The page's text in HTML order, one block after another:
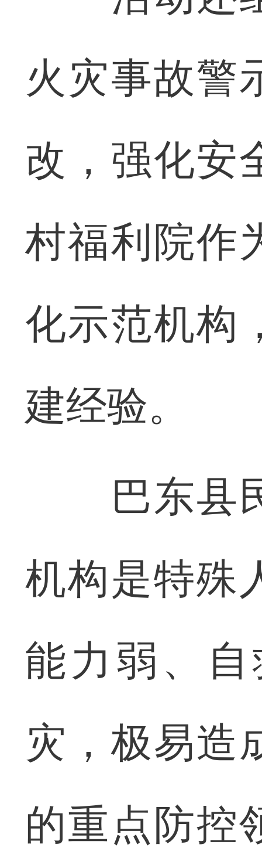
火灾事故警
改，强化安
村福利院作
化示范机构
建经验。
巴东县民
机构是特殊
能力弱、
灾，极易造
的重点防控